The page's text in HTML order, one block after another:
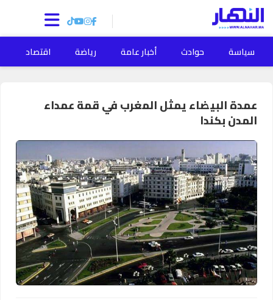
سياسة حوادث أخبار عامة رياضة اقتصاد
عمدة البيضاء يمثل المغرب في قمة عمداء
المدن بكندا